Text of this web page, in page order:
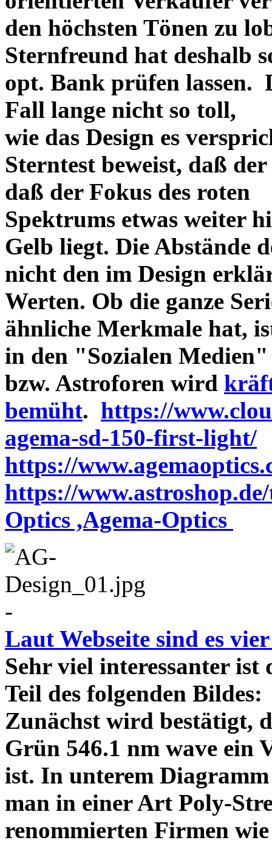
den höchsten Tönen zu
Sternfreund hat deshalb
opt. Bank prüfen lassen.
Fall lange nicht so toll,
wie das Design es
Sterntest beweist, daß
daß der Fokus des roten
Spektrums etwas weiter
Gelb liegt. Die Abstände
nicht den im Design
Werten. Ob die ganze
ähnliche Merkmale hat,
in den "Sozialen Medien"
bzw. Astroforen wird
bemüht. https://
agema-sd-150-first-light/
https://
https://
Optics ,Agema-Optics
-
Laut Webseite sind es
Sehr viel interessanter
Teil des folgenden
Zunächst wird bestätigt,
Grün 546.1 nm wave ein
ist. In unterem
man in einer Art Poly-
renommierten Firmen